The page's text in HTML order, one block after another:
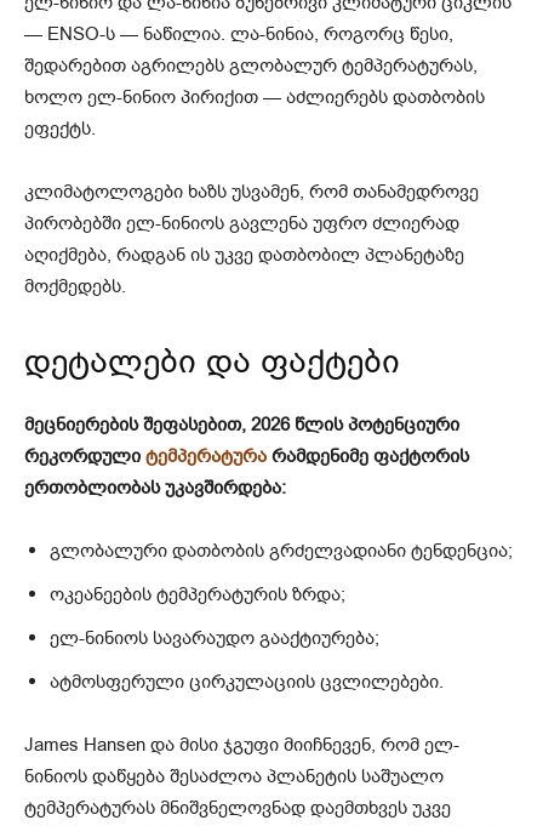
— ENSO-ს — ნაწილია. ლა-ნინია, როგორც წესი,
შედარებით აგრილებს გლობალურ ტემპერატურას,
ხოლო ელ-ნინიო პირიქით — აძლიერებს დათბობის
ეფექტს.
კლიმატოლოგები ხაზს უსვამენ, რომ თანამედროვე
პირობებში ელ-ნინიოს გავლენა უფრო ძლიერად
აღიქმება, რადგან ის უკვე დათბობილ პლანეტაზე
მოქმედებს.
დეტალები და ფაქტები
მეცნიერების შეფასებით, 2026 წლის პოტენციური
რეკორდული ტემპერატურა რამდენიმე ფაქტორის
ერთობლიობას უკავშირდება:
გლობალური დათბობის გრძელვადიანი ტენდენცია;
ოკეანეების ტემპერატურის ზრდა;
ელ-ნინიოს სავარაუდო გააქტიურება;
ატმოსფერული ცირკულაციის ცვლილებები.
James Hansen და მისი ჯგუფი მიიჩნევენ, რომ ელ-
ნინიოს დაწყება შესაძლოა პლანეტის საშუალო
ტემპერატურას მნიშვნელოვნად დაემთხვეს უკვე